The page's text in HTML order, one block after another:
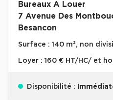
Bureaux A Louer
7 Avenue Des
Besancon
Surface : 140 m², non
Loyer : 160 € HT/HC/ et
Disponibilité :